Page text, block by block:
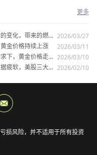
更多
变化，带来的燃料 2026/03/27
金价格持续上涨
2026/03/11
下，黄金价格走势 2026/03/10
疲软，美股三大指 2026/02/10
损风险，并不适用于所有投资